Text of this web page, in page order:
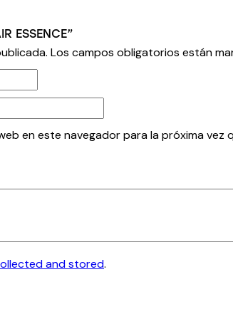
ESSENCE”
Los campos obligatorios están
en este navegador para la próxima vez
and stored.